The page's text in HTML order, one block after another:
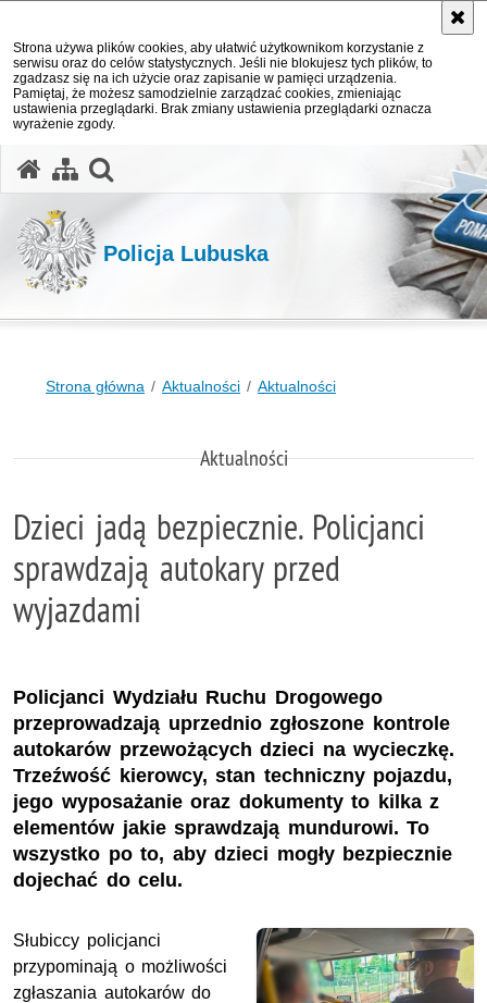
Strona używa plików cookies, aby ułatwić użytkownikom korzystanie z
serwisu oraz do celów statystycznych. Jeśli nie blokujesz tych plików, to
zgadzasz się na ich użycie oraz zapisanie w pamięci urządzenia.
Pamiętaj, że możesz samodzielnie zarządzać cookies, zmieniając
ustawienia przeglądarki. Brak zmiany ustawienia przeglądarki oznacza
wyrażenie zgody.
Policja Lubuska
Strona główna Aktualności Aktualności
Aktualności
Dzieci jadą bezpiecznie. Policjanci
sprawdzają autokary przed
wyjazdami
Policjanci Wydziału Ruchu Drogowego
przeprowadzają uprzednio zgłoszone kontrole
autokarów przewożących dzieci na wycieczkę.
Trzeźwość kierowcy, stan techniczny pojazdu,
jego wyposażanie oraz dokumenty to kilka z
elementów jakie sprawdzają mundurowi. To
wszystko po to, aby dzieci mogły bezpiecznie
dojechać do celu.
Słubiccy policjanci
przypominają o możliwości
zgłaszania autokarów do